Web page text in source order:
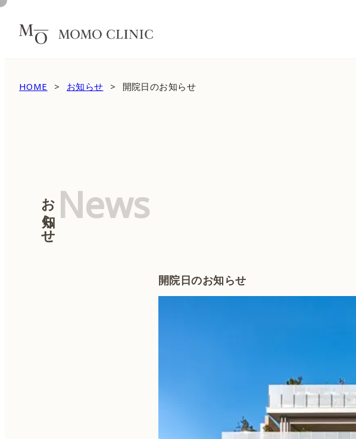
HOME お知らせ 開院日のお知らせ
News
お知らせ
開院日のお知らせ